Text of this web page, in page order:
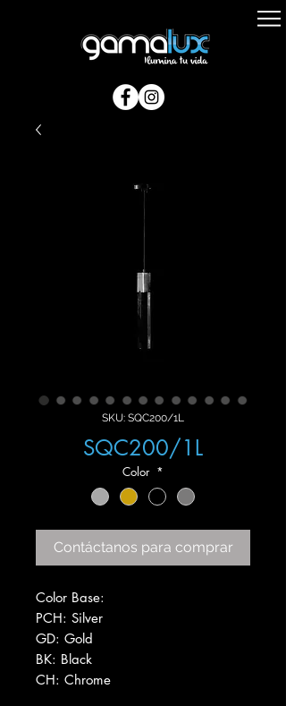
SKU: SQC200/1L
SQC200/1L
Color *
Contáctanos para comprar
Color Base:
PCH: Silver
GD: Gold
BK: Black
CH: Chrome